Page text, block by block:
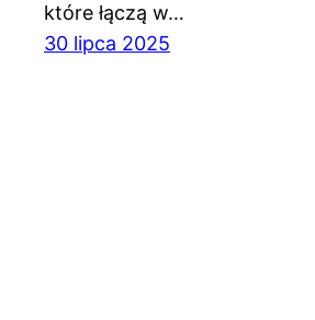
które łączą w…
30 lipca 2025